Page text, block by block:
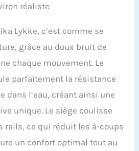
poids d'utilisateur de 150
grand écran LCD clair est
facile à utiliser et peut
être connecté à une
sangle pectorale et à
l'application Kinomap,
vendues séparément,
pour un suivi optimal de
& CONFORTABLE : Le
rameur est doté de
peut être facilement
réaliste
Lykke, c’est comme se
grâce au doux bruit de
chaque mouvement. Le
parfaitement la résistance
dans l’eau, créant ainsi une
unique. Le siège coulisse
rails, ce qui réduit les à-coups
un confort optimal tout au